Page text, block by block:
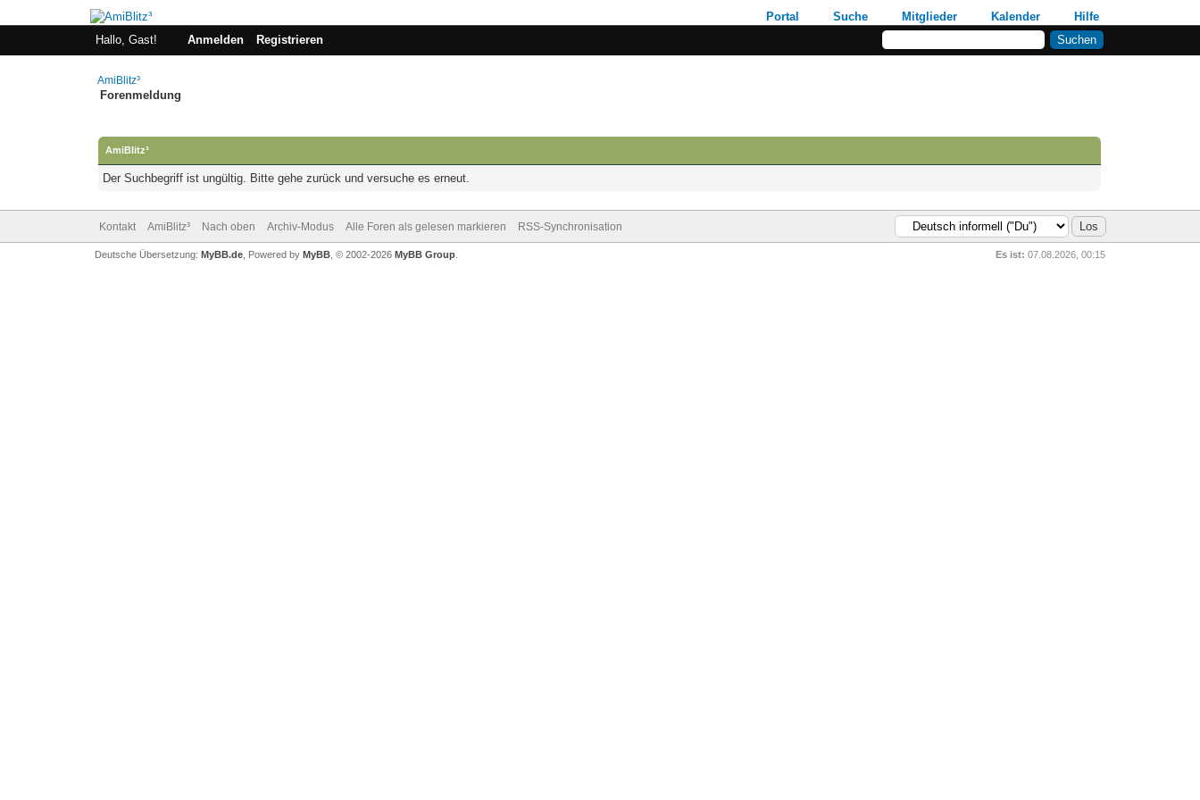
Portal Suche Mitglieder Kalender
Hilfe
Hallo, Gast!
Anmelden Registrieren
AmiBlitz³
Forenmeldung
AmiBlitz³
Der Suchbegriff ist ungültig. Bitte gehe zurück und versuche es erneut.
Kontakt AmiBlitz³ Nach oben Archiv-Modus Alle Foren als gelesen markieren RSS-Synchronisation
Es ist: 07.08.2026, 00:15
Deutsche Übersetzung: MyBB.de, Powered by MyBB, © 2002-2026 MyBB Group.